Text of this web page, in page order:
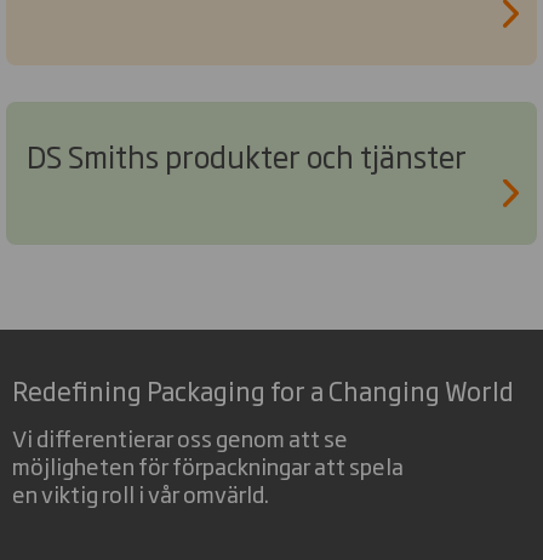
DS Smiths produkter och tjänster
Redefining Packaging for a Changing World
Vi differentierar oss genom att se
möjligheten för förpackningar att spela
en viktig roll i vår omvärld.